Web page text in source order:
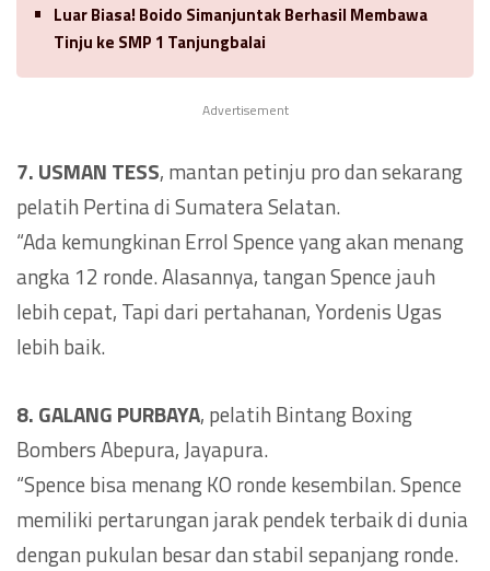
Luar Biasa! Boido Simanjuntak Berhasil Membawa
Tinju ke SMP 1 Tanjungbalai
Advertisement
7. USMAN TESS, mantan petinju pro dan sekarang
pelatih Pertina di Sumatera Selatan.
“Ada kemungkinan Errol Spence yang akan menang
angka 12 ronde. Alasannya, tangan Spence jauh
lebih cepat, Tapi dari pertahanan, Yordenis Ugas
lebih baik.
8. GALANG PURBAYA, pelatih Bintang Boxing
Bombers Abepura, Jayapura.
“Spence bisa menang KO ronde kesembilan. Spence
memiliki pertarungan jarak pendek terbaik di dunia
dengan pukulan besar dan stabil sepanjang ronde.